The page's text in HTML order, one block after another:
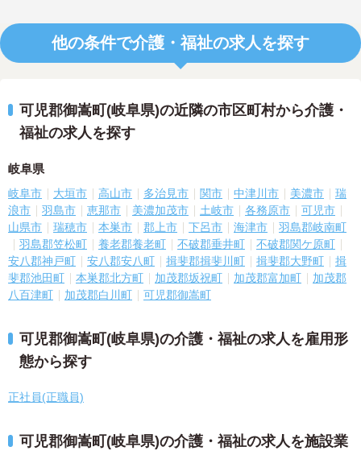
他の条件で介護・福祉の求人を探す
可児郡御嵩町(岐阜県)の近隣の市区町村から介護・
福祉の求人を探す
岐阜県
岐阜市 大垣市 高山市 多治見市 関市 中津川市 美濃市
瑞
浪市
羽島市 恵那市 美濃加茂市 土岐市 各務原市
可児市
山県市
瑞穂市 本巣市 郡上市 下呂市 海津市
羽島郡岐南町
羽島郡笠松町
養老郡養老町 不破郡垂井町
不破郡関ケ原町
安八郡神戸町
安八郡安八町 揖斐郡揖斐川町 揖斐郡大野町
揖
斐郡池田町
本巣郡北方町 加茂郡坂祝町 加茂郡富加町
加茂郡
八百津町
加茂郡白川町 可児郡御嵩町
可児郡御嵩町(岐阜県)の介護・福祉の求人を雇用形
態から探す
正社員(正職員)
可児郡御嵩町(岐阜県)の介護・福祉の求人を施設業